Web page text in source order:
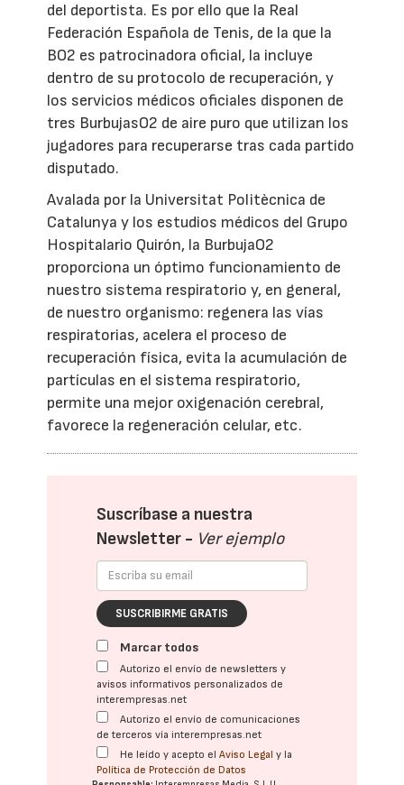
del deportista. Es por ello que la Real
Federación Española de Tenis, de la que la
BO2 es patrocinadora oficial, la incluye
dentro de su protocolo de recuperación, y
los servicios médicos oficiales disponen de
tres BurbujasO2 de aire puro que utilizan los
jugadores para recuperarse tras cada partido
disputado.
Avalada por la Universitat Politècnica de
Catalunya y los estudios médicos del Grupo
Hospitalario Quirón, la BurbujaO2
proporciona un óptimo funcionamiento de
nuestro sistema respiratorio y, en general,
de nuestro organismo: regenera las vías
respiratorias, acelera el proceso de
recuperación física, evita la acumulación de
partículas en el sistema respiratorio,
permite una mejor oxigenación cerebral,
favorece la regeneración celular, etc.
Suscríbase a nuestra
Newsletter - Ver ejemplo
SUSCRIBIRME GRATIS
Marcar todos
Autorizo el envío de newsletters y
avisos informativos personalizados de
interempresas.net
Autorizo el envío de comunicaciones
de terceros vía interempresas.net
He leído y acepto elAviso Legal y la
Política de Protección de Datos